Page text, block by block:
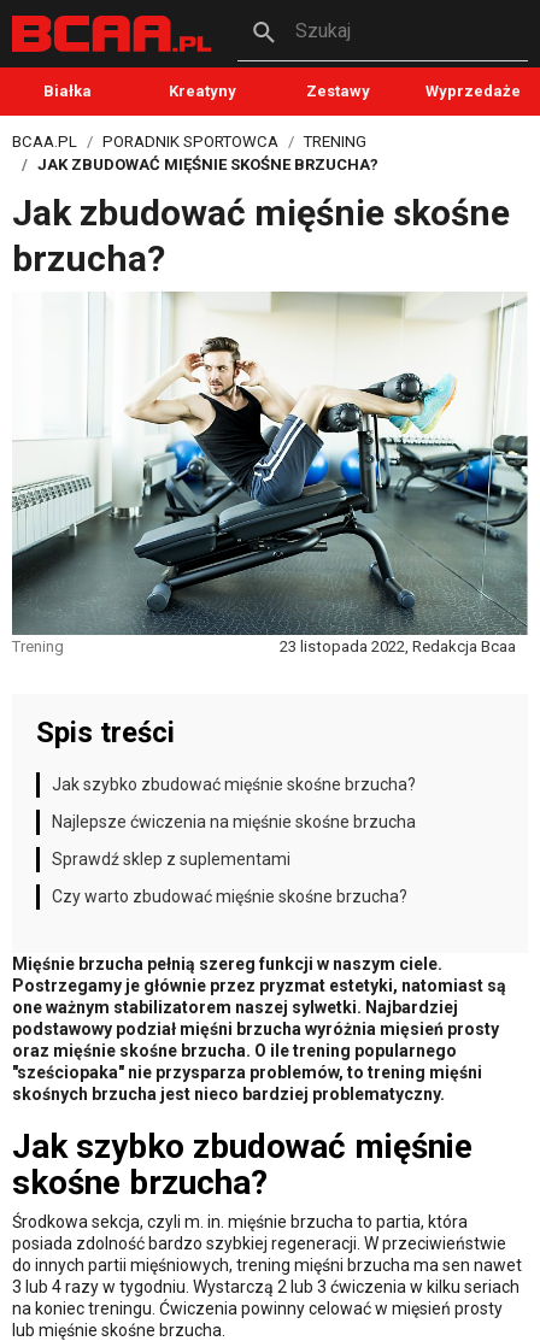
Szukaj
Białka Kreatyny Zestawy Wyprzedaże
BCAA.PL PORADNIK SPORTOWCA
TRENING
JAK ZBUDOWAĆ MIĘŚNIE SKOŚNE BRZUCHA?
Jak zbudować mięśnie skośne
brzucha?
Trening 23 listopada 2022, Redakcja Bcaa
Spis treści
Jak szybko zbudować mięśnie skośne brzucha?
Najlepsze ćwiczenia na mięśnie skośne brzucha
Sprawdź sklep z suplementami
Czy warto zbudować mięśnie skośne brzucha?
Mięśnie brzucha pełnią szereg funkcji w naszym ciele.
Postrzegamy je głównie przez pryzmat estetyki, natomiast są
one ważnym stabilizatorem naszej sylwetki. Najbardziej
podstawowy podział mięśni brzucha wyróżnia mięsień prosty
oraz mięśnie skośne brzucha. O ile trening popularnego
"sześciopaka" nie przysparza problemów, to trening mięśni
skośnych brzucha jest nieco bardziej problematyczny.
Jak szybko zbudować mięśnie
skośne brzucha?
Środkowa sekcja, czyli m. in. mięśnie brzucha to partia, która
posiada zdolność bardzo szybkiej regeneracji. W przeciwieństwie
do innych partii mięśniowych, trening mięśni brzucha ma sen nawet
3 lub 4 razy w tygodniu. Wystarczą 2 lub 3 ćwiczenia w kilku seriach
na koniec treningu. Ćwiczenia powinny celować w mięsień prosty
lub mięśnie skośne brzucha.